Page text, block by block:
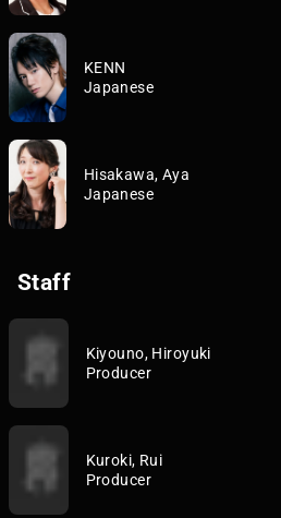
KENN
Japanese
Hisakawa, Aya
Japanese
Staff
Kiyouno, Hiroyuki
Producer
Kuroki, Rui
Producer